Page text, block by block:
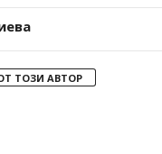
ТОЗИ АВТОР